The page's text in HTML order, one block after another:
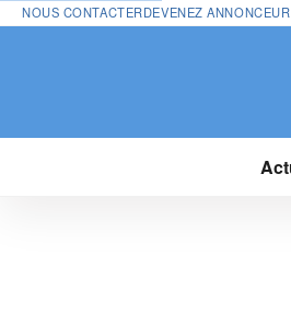
NOUS CONTACTERDEVENEZ ANNONCEUR